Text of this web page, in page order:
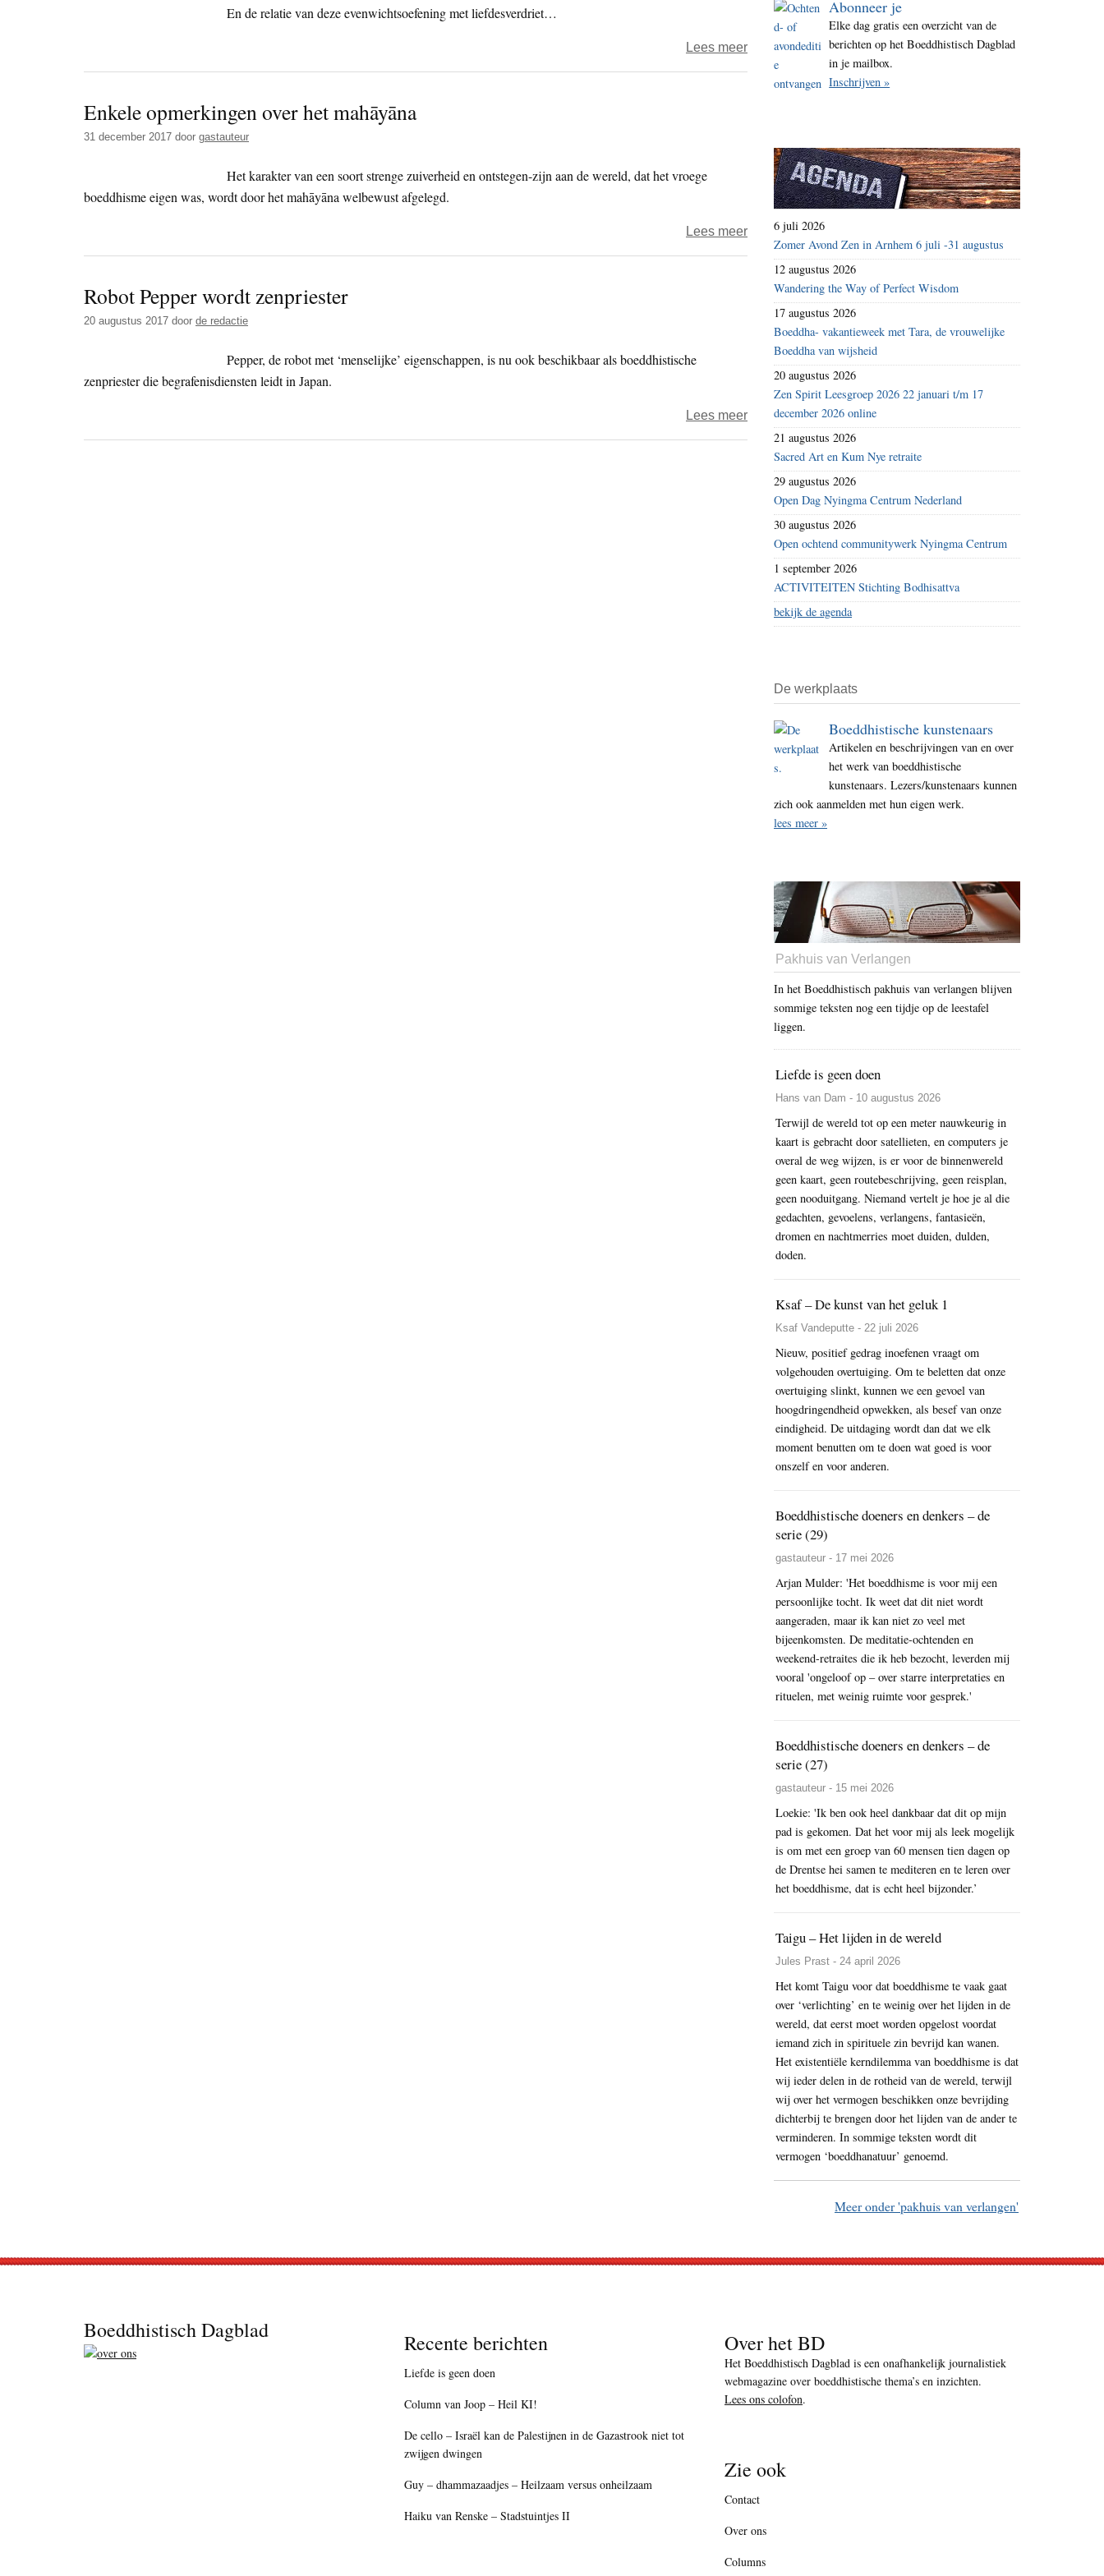
i
t
En de relatie van deze evenwichtsoefening met liefdesverdriet…
Lees meerover
Wijsheid
twee
vleugels
verlichting
Enkele opmerkingen over het mahāyāna
31 december 2017 door gastauteur
Het karakter van een soort strenge zuiverheid en ontstegen-zijn aan de wereld, dat het vroege
boeddhisme eigen was, wordt door het mahāyāna welbewust afgelegd.
Lees meerover
Enkele
opmerkingen
mahāyāna
Robot Pepper wordt zenpriester
20 augustus 2017 door de redactie
Pepper, de robot met ‘menselijke’ eigenschappen, is nu ook beschikbaar als boeddhistische
zenpriester die begrafenisdiensten leidt in Japan.
Lees meerover
Robot
Pepper
wordt
zenpriester
Abonneer je
Elke dag gratis een overzicht van de
berichten op het Boeddhistisch Dagblad
in je mailbox.
Inschrijven »
6 juli 2026
Zomer Avond Zen in Arnhem 6 juli -31 augustus
12 augustus 2026
Wandering the Way of Perfect Wisdom
17 augustus 2026
Boeddha- vakantieweek met Tara, de vrouwelijke
Boeddha van wijsheid
20 augustus 2026
Zen Spirit Leesgroep 2026 22 januari t/m 17
december 2026 online
21 augustus 2026
Sacred Art en Kum Nye retraite
29 augustus 2026
Open Dag Nyingma Centrum Nederland
30 augustus 2026
Open ochtend communitywerk Nyingma Centrum
1 september 2026
ACTIVITEITEN Stichting Bodhisattva
bekijk de agenda
De werkplaats
Boeddhistische kunstenaars
Artikelen en beschrijvingen van en over
het werk van boeddhistische
kunstenaars. Lezers/kunstenaars kunnen
zich ook aanmelden met hun eigen werk.
lees meer »
Pakhuis van Verlangen
In het Boeddhistisch pakhuis van verlangen blijven
sommige teksten nog een tijdje op de leestafel
liggen.
Liefde is geen doen
Hans van Dam - 10 augustus 2026
Terwijl de wereld tot op een meter nauwkeurig in
kaart is gebracht door satellieten, en computers je
overal de weg wijzen, is er voor de binnenwereld
geen kaart, geen routebeschrijving, geen reisplan,
geen nooduitgang. Niemand vertelt je hoe je al die
gedachten, gevoelens, verlangens, fantasieën,
dromen en nachtmerries moet duiden, dulden,
doden.
Ksaf – De kunst van het geluk 1
Ksaf Vandeputte - 22 juli 2026
Nieuw, positief gedrag inoefenen vraagt om
volgehouden overtuiging. Om te beletten dat onze
overtuiging slinkt, kunnen we een gevoel van
hoogdringendheid opwekken, als besef van onze
eindigheid. De uitdaging wordt dan dat we elk
moment benutten om te doen wat goed is voor
onszelf en voor anderen.
Boeddhistische doeners en denkers – de
serie (29)
gastauteur - 17 mei 2026
Arjan Mulder: 'Het boeddhisme is voor mij een
persoonlijke tocht. Ik weet dat dit niet wordt
aangeraden, maar ik kan niet zo veel met
bijeenkomsten. De meditatie-ochtenden en
weekend-retraites die ik heb bezocht, leverden mij
vooral 'ongeloof op – over starre interpretaties en
rituelen, met weinig ruimte voor gesprek.'
Boeddhistische doeners en denkers – de
serie (27)
gastauteur - 15 mei 2026
Loekie: 'Ik ben ook heel dankbaar dat dit op mijn
pad is gekomen. Dat het voor mij als leek mogelijk
is om met een groep van 60 mensen tien dagen op
de Drentse hei samen te mediteren en te leren over
het boeddhisme, dat is echt heel bijzonder.’
Taigu – Het lijden in de wereld
Jules Prast - 24 april 2026
Het komt Taigu voor dat boeddhisme te vaak gaat
over ‘verlichting’ en te weinig over het lijden in de
wereld, dat eerst moet worden opgelost voordat
iemand zich in spirituele zin bevrijd kan wanen.
Het existentiële kerndilemma van boeddhisme is dat
wij ieder delen in de rotheid van de wereld, terwijl
wij over het vermogen beschikken onze bevrijding
dichterbij te brengen door het lijden van de ander te
verminderen. In sommige teksten wordt dit
vermogen ‘boeddhanatuur’ genoemd.
Meer onder 'pakhuis van verlangen'
Boeddhistisch Dagblad Recente berichten
Liefde is geen doen
Column van Joop – Heil KI!
De cello – Israël kan de Palestijnen in de Gazastrook niet tot
zwijgen dwingen
Guy – dhammazaadjes – Heilzaam versus onheilzaam
Haiku van Renske – Stadstuintjes II
Over het BD
Het Boeddhistisch Dagblad is een onafhankelijk journalistiek
webmagazine over boeddhistische thema’s en inzichten.
Lees ons colofon.
Zie ook
Contact
Over ons
Columns